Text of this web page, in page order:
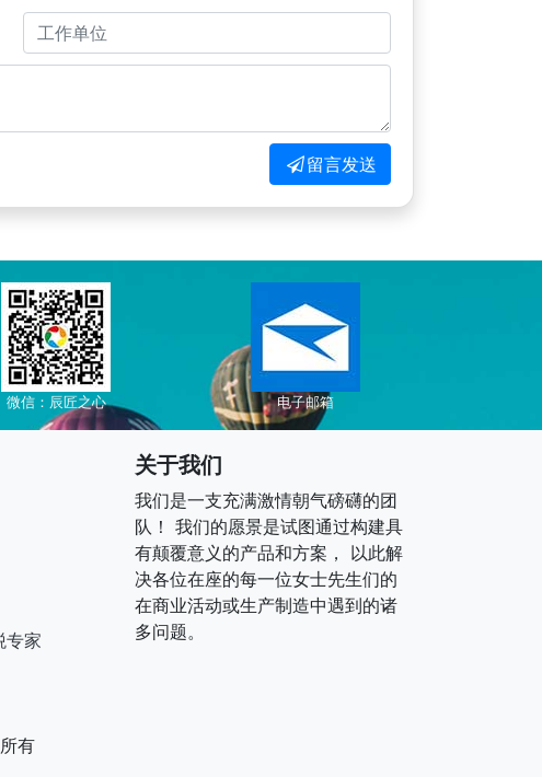
留言发送
微信：辰匠之心 电子邮箱
专家
关于我们
我们是一支充满激情朝气磅礴的团
队！ 我们的愿景是试图通过构建具
有颠覆意义的产品和方案， 以此解
决各位在座的每一位女士先生们的
在商业活动或生产制造中遇到的诸
多问题。
有